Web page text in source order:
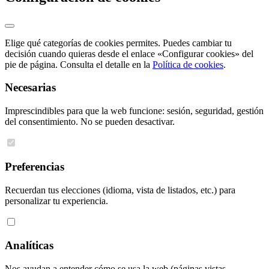
Elige qué categorías de cookies permites. Puedes cambiar tu
decisión cuando quieras desde el enlace «Configurar cookies» del
pie de página. Consulta el detalle en la Política de cookies.
Necesarias
Imprescindibles para que la web funcione: sesión, seguridad, gestión
del consentimiento. No se pueden desactivar.
Preferencias
Recuerdan tus elecciones (idioma, vista de listados, etc.) para
personalizar tu experiencia.
Analíticas